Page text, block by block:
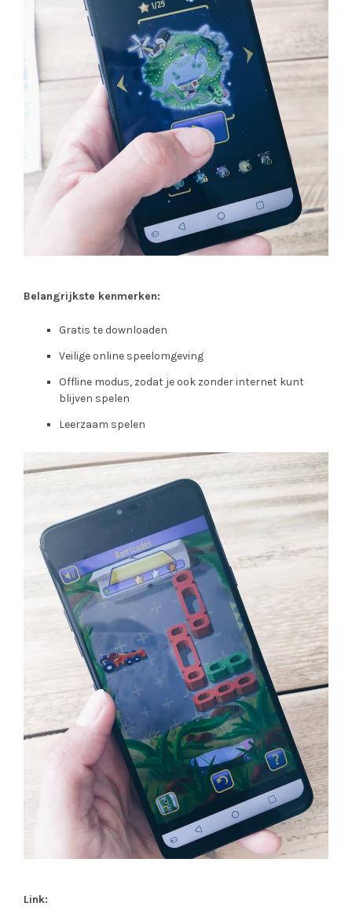
Belangrijkste kenmerken:
Gratis te downloaden
Veilige online speelomgeving
Offline modus, zodat je ook zonder internet kunt
blijven spelen
Leerzaam spelen
Link: